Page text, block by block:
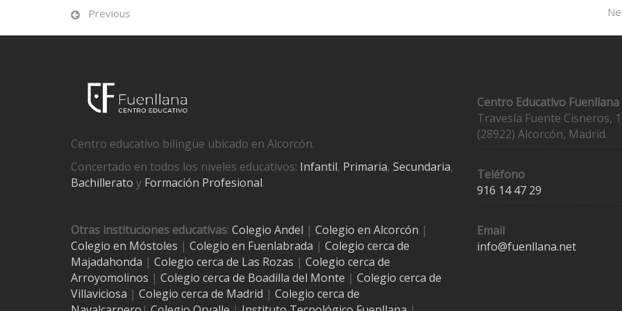
Previous
Centro educativo bilingüe ubicado en Alcorcón.
Concertado en todos los niveles educativos: Infantil, Primaria, Secundaria,
Bachillerato y Formación Profesional.
Otras instituciones educativas: Colegio Andel | Colegio en Alcorcón |
Colegio en Móstoles | Colegio en Fuenlabrada | Colegio cerca de
Majadahonda | Colegio cerca de Las Rozas | Colegio cerca de
Arroyomolinos | Colegio cerca de Boadilla del Monte | Colegio cerca de
Villaviciosa | Colegio cerca de Madrid | Colegio cerca de
Centro Educativo Fuenllana
Travesía Fuente Cisneros,
(28922) Alcorcón, Madrid.
Teléfono
916 14 47 29
Email
info@fuenllana.net